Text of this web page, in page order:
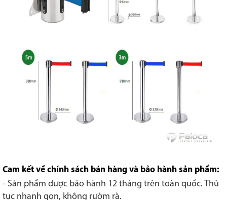
Cam kết về chính sách bán hàng và bảo hành sản phẩm:
- Sản phẩm được bảo hành 12 tháng trên toàn quốc. Thủ
tục nhanh gọn, không rườm rà.